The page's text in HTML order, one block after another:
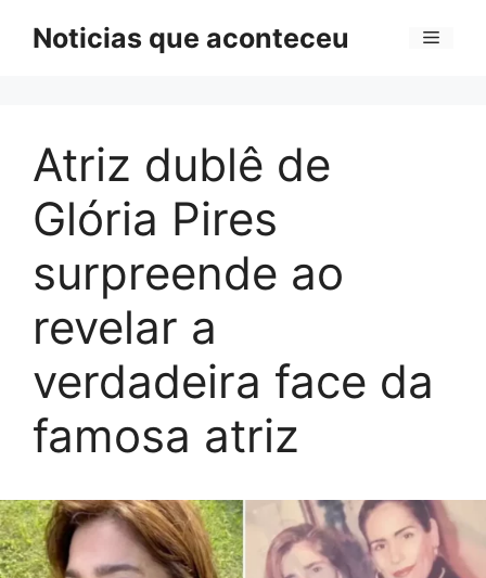
Noticias que aconteceu Menu
Atriz dublê de
Glória Pires
surpreende ao
revelar a
verdadeira face da
famosa atriz